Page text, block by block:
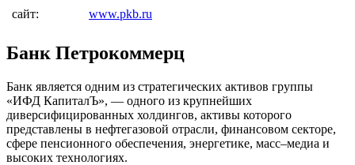
сайт:
www.pkb.ru
Банк Петрокоммерц
Банк является одним из стратегических активов группы
«ИФД КапиталЪ», — одного из крупнейших
диверсифицированных холдингов, активы которого
представлены в нефтегазовой отрасли, финансовом секторе,
сфере пенсионного обеспечения, энергетике, масс–медиа и
высоких технологиях.